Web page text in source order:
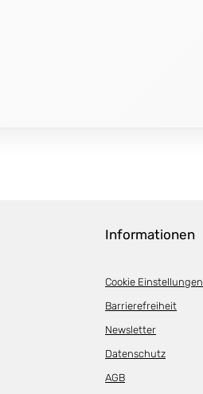
Informationen
Cookie Einstellungen
Barrierefreiheit
Newsletter
Datenschutz
AGB